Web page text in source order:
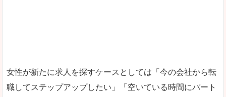
女性が新たに求人を探すケースとしては「今の会社から転
職してステップアップしたい」「空いている時間にパート